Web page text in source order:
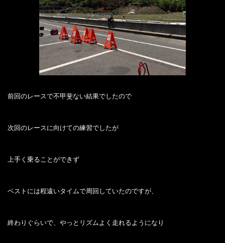
前回のレースで不甲斐ない結果でしたので
次回のレースに向けての練習でしたが
上手く乗ることができず
ベストには程遠いタイムで周回していたのですが、
終わりぐらいで、やっとリズムよく走れるようになり